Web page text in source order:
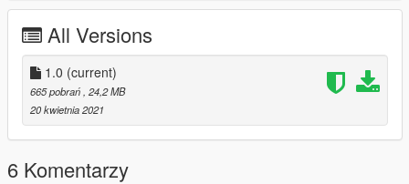
r1
All Versions
1.0 (current)
665 pobrań , 24,2 MB
20 kwietnia 2021
6 Komentarzy